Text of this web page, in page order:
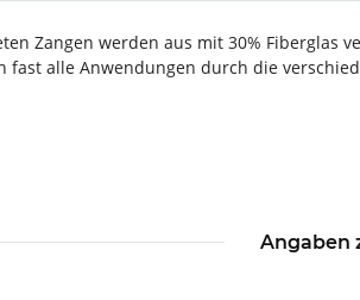
Zangen werden aus mit 30%
fast alle Anwendungen durch die
Angaben